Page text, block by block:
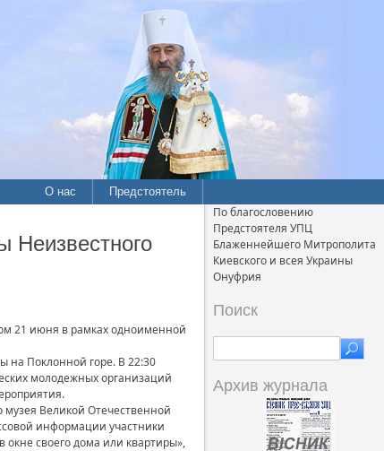
О нас Предстоятель
Неизвестного
21 июня в рамках одноименной
на Поклонной горе. В 22:30
молодежных организаций
Великой Отечественной
информации участники
окне своего дома или квартиры»,
По благословению
Предстоятеля УПЦ
Блаженнейшего Митрополита
Киевского и всея Украины
Онуфрия
Поиск
Архив журнала